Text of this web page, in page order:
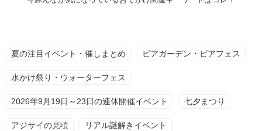
夏の注目イベント・催しまとめ ビアガーデン・ビアフェス
水かけ祭り・ウォーターフェス
2026年9月19日～23日の連休開催イベント 七夕まつり
アジサイの見頃 リアル謎解きイベント